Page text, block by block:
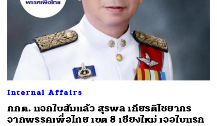
Internal Affairs
กกต. แจกใบส้มแล้ว สุรพล เกียรติไชยากร
จากพรรคเพื่อไทย เขต 8 เชียงใหม่ เจอใบแรก
ค้นหา
SHARE TWEET LINE EMAIL